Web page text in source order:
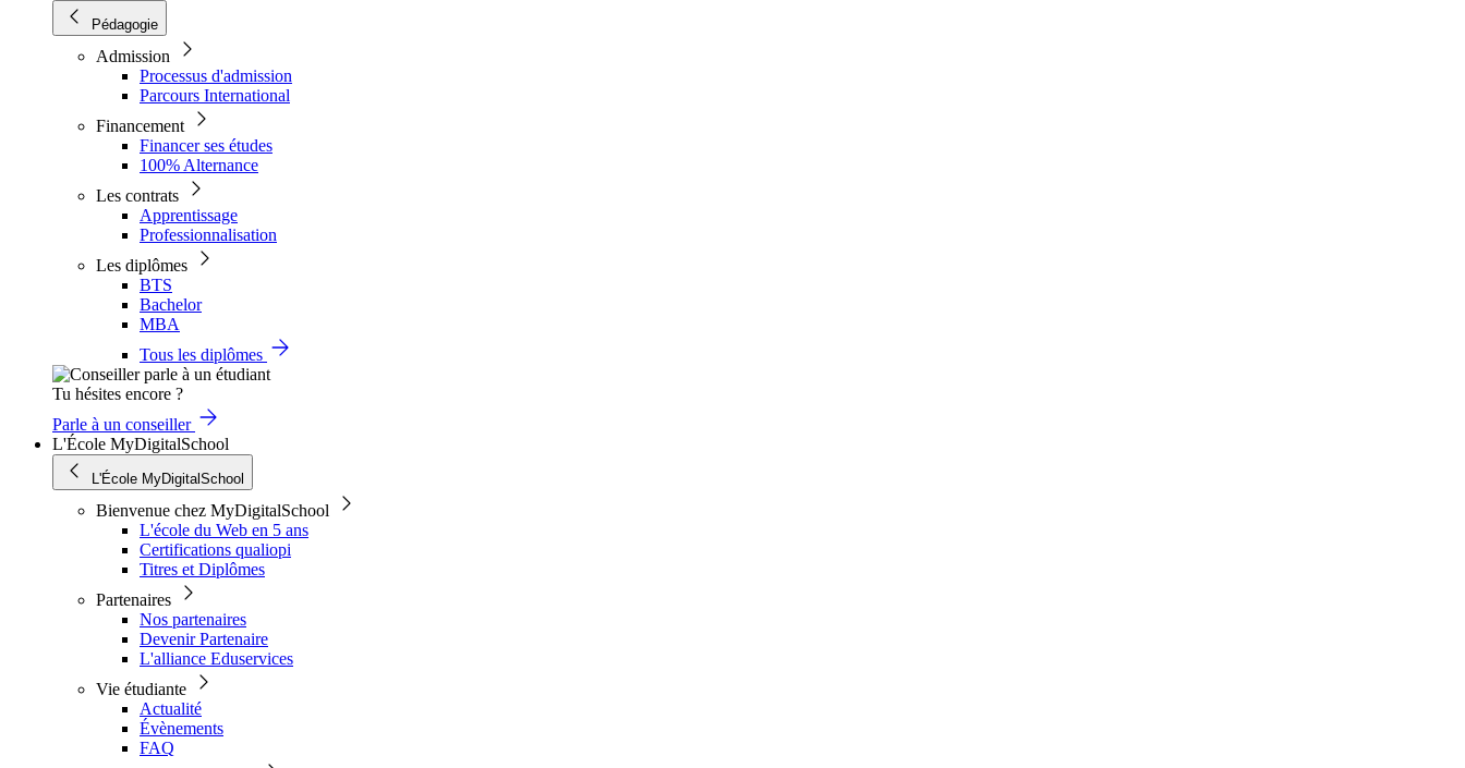
Pédagogie
Admission
Processus d'admission
Parcours International
Financement
Financer ses études
100% Alternance
Les contrats
Apprentissage
Professionnalisation
Les diplômes
BTS
Bachelor
MBA
Tous les diplômes
Tu hésites encore ?
Parle à un conseiller
L'École MyDigitalSchool
L'École MyDigitalSchool
Bienvenue chez MyDigitalSchool
L'école du Web en 5 ans
Certifications qualiopi
Titres et Diplômes
Partenaires
Nos partenaires
Devenir Partenaire
L'alliance Eduservices
Vie étudiante
Actualité
Évènements
FAQ